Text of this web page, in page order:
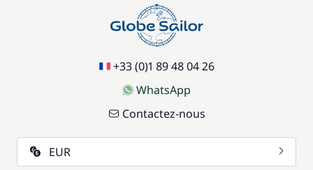
+33 (0)1 89 48 04 26
WhatsApp
Contactez-nous
EUR